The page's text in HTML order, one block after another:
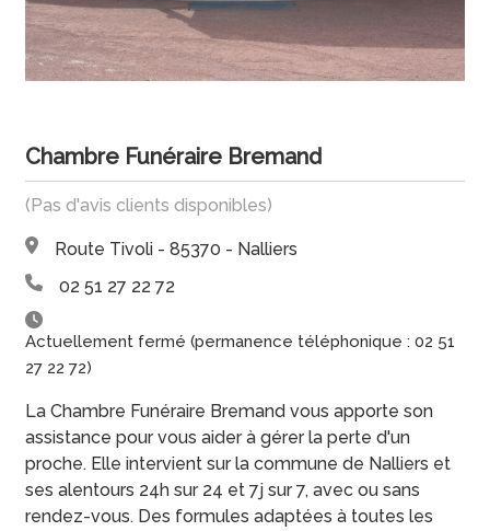
Chambre Funéraire Bremand
(Pas d'avis clients disponibles)
Route Tivoli - 85370 - Nalliers
02 51 27 22 72
Actuellement fermé (permanence téléphonique : 02 51
27 22 72)
La Chambre Funéraire Bremand vous apporte son
assistance pour vous aider à gérer la perte d'un
proche. Elle intervient sur la commune de Nalliers et
ses alentours 24h sur 24 et 7j sur 7, avec ou sans
rendez-vous. Des formules adaptées à toutes les